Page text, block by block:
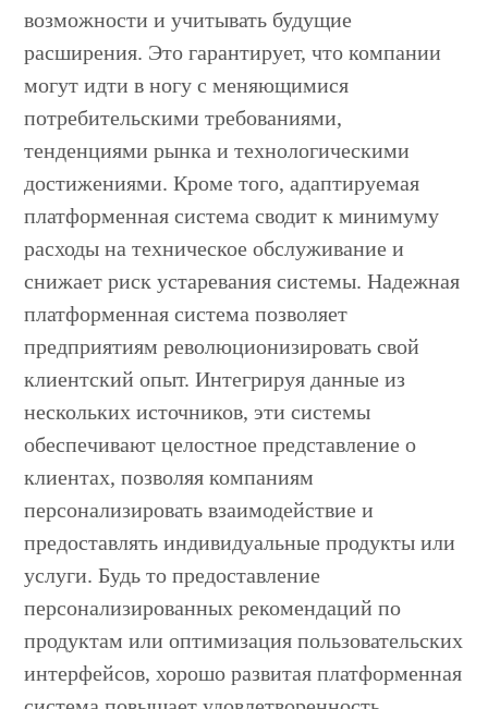
возможности и учитывать будущие
расширения. Это гарантирует, что компании
могут идти в ногу с меняющимися
потребительскими требованиями,
тенденциями рынка и технологическими
достижениями. Кроме того, адаптируемая
платформенная система сводит к минимуму
расходы на техническое обслуживание и
снижает риск устаревания системы. Надежная
платформенная система позволяет
предприятиям революционизировать свой
клиентский опыт. Интегрируя данные из
нескольких источников, эти системы
обеспечивают целостное представление о
клиентах, позволяя компаниям
персонализировать взаимодействие и
предоставлять индивидуальные продукты или
услуги. Будь то предоставление
персонализированных рекомендаций по
продуктам или оптимизация пользовательских
интерфейсов, хорошо развитая платформенная